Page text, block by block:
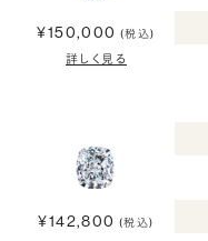
¥150,000 (税込)
詳しく見る
¥142,800 (税込)